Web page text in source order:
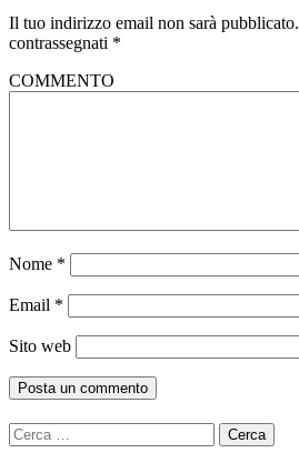
Il tuo indirizzo email non sarà pubblicato.
contrassegnati *
COMMENTO
Nome *
Email *
Sito web
Ricerca
per: